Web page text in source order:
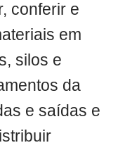
conferir e
em
silos e
da
e saídas e